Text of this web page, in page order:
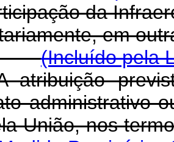
da
em
(Incluído pela
administrativo
União, nos